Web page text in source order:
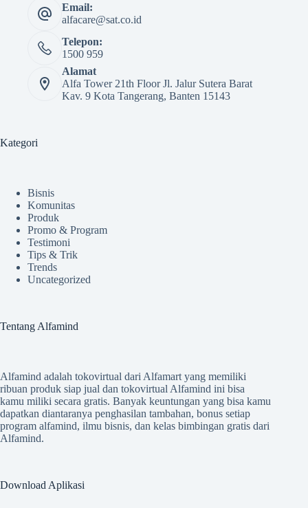
Email:
alfacare@sat.co.id
Telepon:
1500 959
Alamat
Alfa Tower 21th Floor Jl. Jalur Sutera Barat
Kav. 9 Kota Tangerang, Banten 15143
Kategori
Bisnis
Komunitas
Produk
Promo & Program
Testimoni
Tips & Trik
Trends
Uncategorized
Tentang Alfamind
Alfamind adalah tokovirtual dari Alfamart yang memiliki
ribuan produk siap jual dan tokovirtual Alfamind ini bisa
kamu miliki secara gratis. Banyak keuntungan yang bisa kamu
dapatkan diantaranya penghasilan tambahan, bonus setiap
program alfamind, ilmu bisnis, dan kelas bimbingan gratis dari
Alfamind.
Download Aplikasi